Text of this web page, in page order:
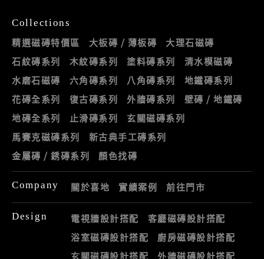
Collections
精選磁磚特價區 大板磚 / 薄板磚
大理石磁磚
石紋磚系列
木紋磚系列 塗料磚系列
清水模磁磚
水磨石磁磚
六角磚系列 八角磚系列
地鐵磚系列
花磚全系列
復古磚系列 外牆磚系列
壁磚 / 地鐵磚
地磚全系列
止滑磚系列
玄關磁磚系列
馬賽克磁磚系列
新古典手工磚系列
金屬磚 / 銹磚系列
顏色找磚
Company 關於喜地 實績案例 前往門市
Design 電視牆設計搭配
客廳磁磚設計搭配
浴室磁磚設計搭配
廚房磁磚設計搭配
玄關磁磚設計搭配
外牆磁磚設計搭配